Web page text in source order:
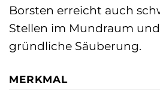
Borsten erreicht auch
Stellen im Mundraum
gründliche Säuberung.
MERKMAL